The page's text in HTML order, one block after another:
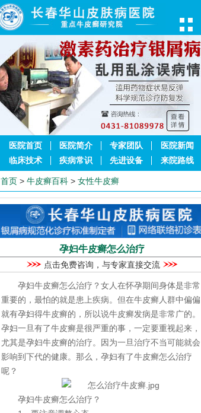
医院首页 医院简介 专家团队
医院新闻
临床技术
疾病常识 先进设备 来院路线
首页 > 牛皮癣百科 > 女性牛皮癣
孕妇牛皮癣怎么治疗
点击免费咨询，与专家直接交流
孕妇牛皮癣怎么治疗？女人在怀孕期间身体是非常
重要的，最怕的就是患上疾病。但在牛皮癣人群中偏偏
就有孕妇得牛皮癣的，所以说牛皮癣发病是非常广的。
孕妇一旦有了牛皮癣是很严重的事，一定要重视起来，
尤其是孕妇牛皮癣的治疗。因为一旦治疗不当可能就会
影响到下代的健康。那么，孕妇有了牛皮癣怎么治疗
呢？
孕妇牛皮癣怎么治疗？